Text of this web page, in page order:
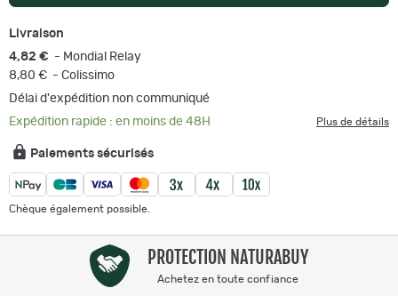
Livraison
4,82 € - Mondial Relay
8,80 € - Colissimo
Délai d'expédition non communiqué
Expédition rapide : en moins de 48H
Plus de détails
Paiements sécurisés
Chèque également possible.
PROTECTION NATURABUY
Achetez en toute confiance